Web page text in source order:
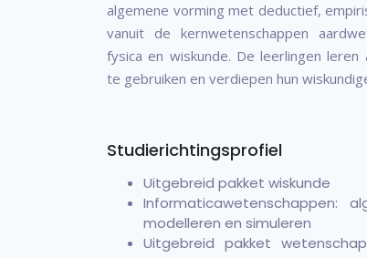
algemene vorming met deductief,
vanuit de kernwetenschappen
fysica en wiskunde. De leerlingen
te gebruiken en verdiepen hun
Studierichtingsprofiel
Uitgebreid pakket wiskunde
Informaticawetenschappen:
modelleren en simuleren
Uitgebreid pakket